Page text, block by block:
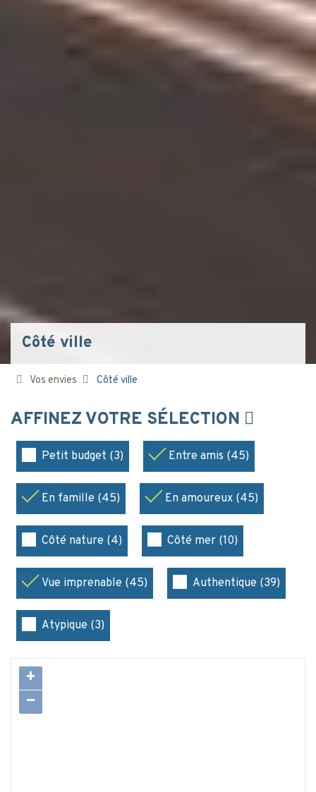
Côté ville
Vos envies Côté ville
AFFINEZ VOTRE SÉLECTION
Petit budget (3) Entre amis (45)
En famille (45) En amoureux (45)
Côté nature (4) Côté mer (10)
Vue imprenable (45) Authentique (39)
Atypique (3)
+
−